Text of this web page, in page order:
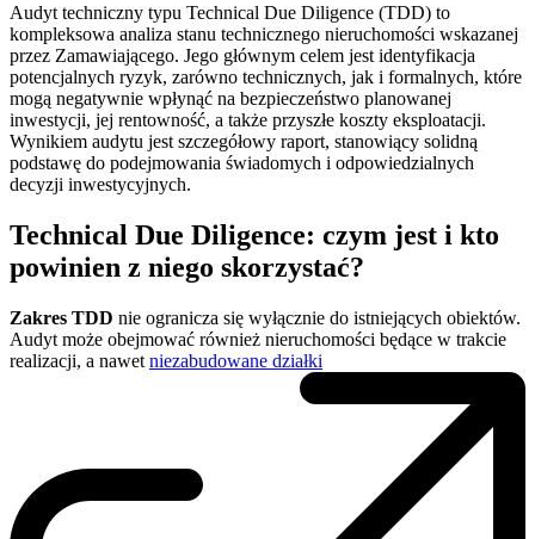
Audyt techniczny typu Technical Due Diligence (TDD) to
kompleksowa analiza stanu technicznego nieruchomości wskazanej
przez Zamawiającego. Jego głównym celem jest identyfikacja
potencjalnych ryzyk, zarówno technicznych, jak i formalnych, które
mogą negatywnie wpłynąć na bezpieczeństwo planowanej
inwestycji, jej rentowność, a także przyszłe koszty eksploatacji.
Wynikiem audytu jest szczegółowy raport, stanowiący solidną
podstawę do podejmowania świadomych i odpowiedzialnych
decyzji inwestycyjnych.
Technical Due Diligence: czym jest i kto
powinien z niego skorzystać?
Zakres TDD nie ogranicza się wyłącznie do istniejących obiektów.
Audyt może obejmować również nieruchomości będące w trakcie
realizacji, a nawet niezabudowane działki